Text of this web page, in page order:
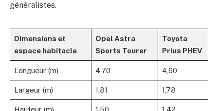
généralistes.
Dimensions et
espace habitacle
Opel Astra
Sports Tourer
Toyota
Prius PHEV
Longueur (m) 4,70 4,60
Largeur (m) 1,81 1,78